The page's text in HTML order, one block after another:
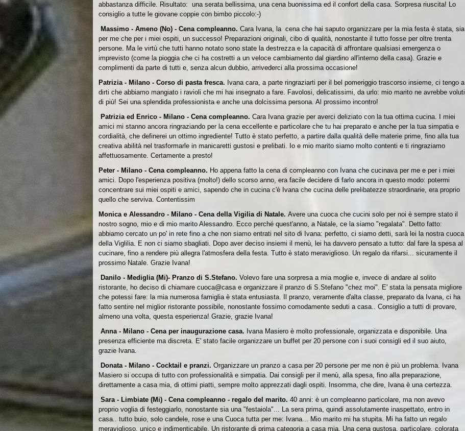
abbastanza difficile. Risultato: una serata bellissima, una cena buonissima ed il confort della casa. Sorpresa riuscita! Lo
consiglio a tutte le giovane coppie con bimbo piccolo:-)
Massimo - Ameno (No) - Cena compleanno. Cara Ivana, la cena che hai saputo organizzare per la mia festa è stata, sia
per me che per i miei ospiti, un successo! Preparazioni originali, cibo di qualità, nonostante il tutto fosse per oltre trenta
persone. Ma le virtù che tutti hanno notato sono state la destrezza e la capacità di affrontare qualsiasi emergenza o
imprevisto (come la pioggia che ci ha costretti a un veloce cambiamento dal giardino all'interno della casa). Grazie e
complimenti da parte di tutti e, senza alcun dubbio, arrivederci alla prossima occasione!
Patrizia - Milano - Corso di pasta fresca. Ivana cara, a parte ringraziarti per il bel pomeriggio trascorso insieme, ci tengo a
dirti che abbiamo mangiato i ravioli che mi hai insegnato a fare. Favolosi, delicatissimi, da urlo: mio marito ne avrebbe voluti
di più! Sei una splendida professionista e anche una dolcissima persona. Al prossimo incontro!
Patrizia ed Enrico - Milano - Cena compleanno. Cara Ivana grazie per averci deliziato con la tua ottima cucina. I miei
amici mi stanno ancora ringraziando per la cena eccellente e particolare che tu hai preparato e anche per la tua simpatia e
cordialità, che definerei un ottimo ingrediente! Tutto è stato perfetto, a partire dalla qualità delle materie prime, fino alla tua
creativa abilità nel trasformarle in manicaretti gustosi e prelibati. Io e mio marito siamo molto contenti e ti ringraziamo
affettuosamente. Certamente a presto!
Peter - Milano - Cena compleanno. Ho appena fatto la cena di compleanno con Ivana che cucinava per me e per i miei
amici. Dopo l'esperienza positiva (molto!) dello scorso anno, era facile decidere di farlo ancora in questo modo: potermi
concentrare sui miei ospiti e amici, sapendo che in cucina c'è Ivana che cucina delle prelibatezze straordinarie, era proprio
quello che serviva. Contentissim
Monica e Alessandro - Milano - Cena della Vigilia di Natale. Avere una cuoca che cucini solo per noi è sempre stato il
nostro sogno, mio e di mio marito Alessandro. Ecco perché quest'anno, a Natale, ce la siamo "regalata". Detto fatto:
abbiamo cercato un po' in rete fino a che non siamo entrati nel sito di Ivana: perfetto, ci siamo detti, sarà lei la nostra cuoca
della Viglilia. E non ci siamo sbagliati. Dopo aver deciso insiemi il menù, lei ha davvero pensato a tutto: dal fare la spesa al
cucinare, fino a rendere più allegra l'atmosfera della festa. Tutto è stato meraviglioso. Un regalo da rifarsi... sicuramente il
prossimo Natale. Grazie Ivana!
Danilo - Mediglia (Mi)- Pranzo di S.Stefano. Volevo fare una sorpresa a mia moglie e, invece di andare al solito
ristorante, ho deciso di chiamare cuoca@casa e organizzare il pranzo di S.Stefano "chez moi". E' stata la pensata migliore
che potessi fare: la mia numerosa famiglia è stata entusiasta. Il pranzo, veramente d'alta classe, preparato da Ivana, ci ha
fatto sentire nel miglior ristorante possibile, nonostante fossimo comodamente seduti a casa.. Consiglio a tutti di provare,
almeno una volta, questa esperienza! Grazie, grazie Ivana!
Anna - Milano - Cena per inaugurazione casa. Ivana Masiero è molto professionale, organizzata e disponibile. Una
presenza efficiente ma discreta. E' stato facile organizzare un buffet per 20 persone con i suoi consigli ed il suo aiuto,
grazie Ivana.
Donata - Milano - Cocktail e pranzi. Organizzare un pranzo a casa per 20 persone per me non è più un problema. Ivana
Masiero si occupa di tutto con professionalità e simpatia. Dai consigli per il menù, alla spesa, fino alla preparazione,
direttamente a casa mia, di ottimi piatti, sempre molto apprezzati dagli ospiti. Insomma, che dire, Ivana è una certezza.
Sara - Limbiate (Mi) - Cena compleanno - regalo del marito. 40 anni: è un compleanno particolare, ma non avevo
proprio voglia di festeggiarlo, nonostante sia una "festaiola"... La sera prima, quindi assolutamente inaspettato, entro in
casa.. tutto buio, solo candele, rose e una Cuoca tutta per me: Ivana... Mio marito mi ha stupita. Mi ha fatto un regalo
meraviglioso, unico e indimenticabile. Un ristorante di prima categoria a casa mia. Una cena gustosa, particolare, colorata